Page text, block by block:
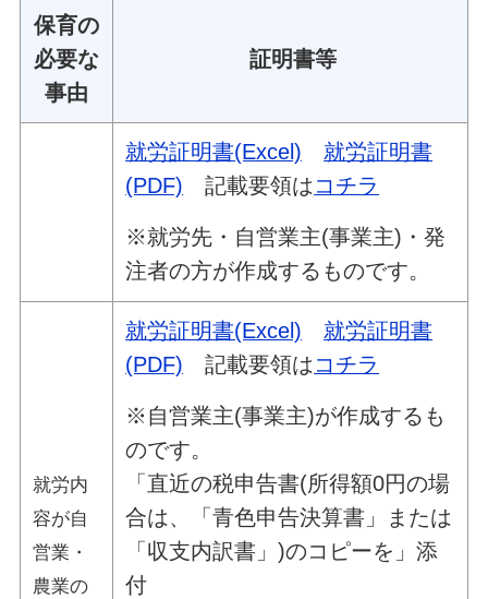
保育の
必要な
事由
証明書等
就労証明書(Excel)
就労証明書
(PDF) 記載要領は コチラ
※就労先・自営業主(事業主)・発
注者の方が作成するものです。
就労内
容が自
営業・
農業の
就労証明書(Excel)
就労証明書
(PDF) 記載要領は コチラ
※自営業主(事業主)が作成するも
のです。
「直近の税申告書(所得額0円の場
合は、「青色申告決算書」または
「収支内訳書」)のコピーを」添
付